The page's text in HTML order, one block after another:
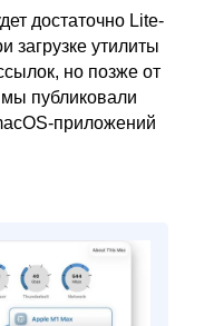
достаточно Lite-
загрузке утилиты
но позже от
публиковали
приложений